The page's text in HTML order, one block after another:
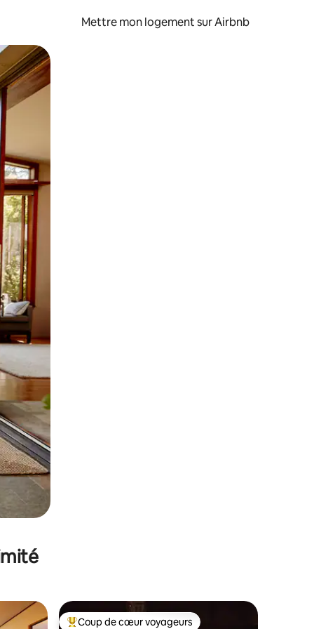
Mettre mon logement sur Airbnb
glisser.
Coup de cœur voyageurs